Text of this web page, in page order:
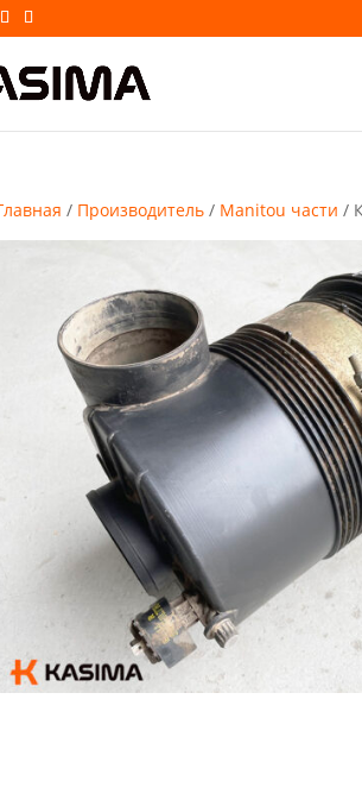
/ Производитель / Manitou части /